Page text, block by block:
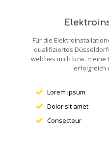
Für die
qualifiziertes
welches mich bzw. meine
erfolgreich
Lorem ipsum
Dolor sit amet
Consecteur